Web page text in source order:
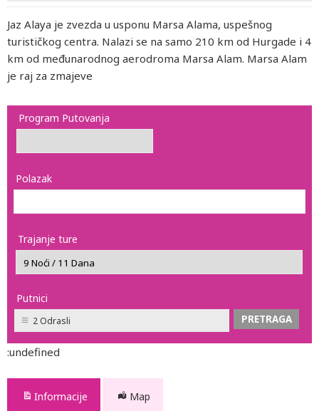
Jaz Alaya je zvezda u usponu Marsa Alama, uspešnog
turističkog centra. Nalazi se na samo 210 km od Hurgade i 4
km od međunarodnog aerodroma Marsa Alam. Marsa Alam
je raj za zmajeve
Program Putovanja
Polazak
Trajanje ture
Putnici
2 Odrasli
:undefined
Informacije Map